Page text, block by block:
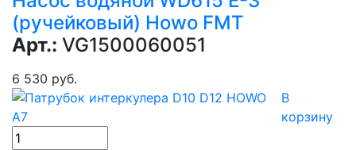
(ручейковый) Howo FMT
Арт.: VG1500060051
6 530 руб.
В
корзину